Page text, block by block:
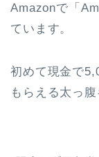
Amazonで「
ています。
初めて現金で
もらえる太っ